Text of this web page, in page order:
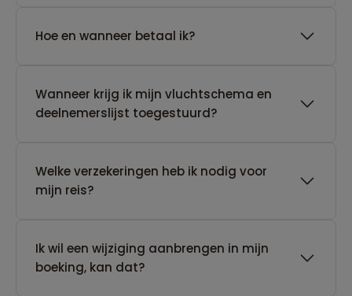
Hoe en wanneer betaal ik?
Wanneer krijg ik mijn vluchtschema en
deelnemerslijst toegestuurd?
Welke verzekeringen heb ik nodig voor
mijn reis?
Ik wil een wijziging aanbrengen in mijn
boeking, kan dat?